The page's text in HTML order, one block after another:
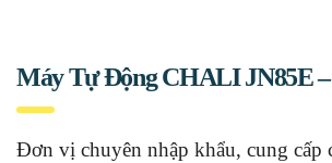
Máy Tự Động CHALI JN85E –
Đơn vị chuyên nhập khẩu, cung cấp